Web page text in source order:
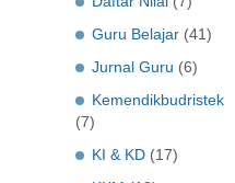
Guru Belajar (41)
Jurnal Guru (6)
Kemendikbudristek
(7)
KI & KD (17)